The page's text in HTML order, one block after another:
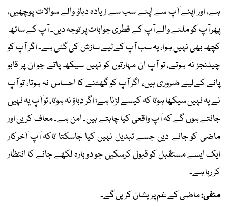
ہے، اور اپنے آپ سے اپنے سب سے زیادہ دباؤ والے سوالات پوچھیں،
پھر آپ کو ملنے والے آپ کے فطری جوابات پر توجہ دیں۔ آپ کے ساتھ
کچھ بھی نہیں ہوا، یہ سب آپ کےلیے سازش کی گئی ہے۔ اگر آپ کو
چیلنجز نہ ہوتے، تو آپ ان مہارتوں کو نہیں سیکھ پاتے جو ان پر قابو
پانے کےلیے ضروری ہیں، اگر آپ کو گھٹنے کا احساس نہ ہوتا، تو آپ
نے یہ نہیں سیکھا ہوتا کہ کیسے لڑنا ہے؛ اگر دباؤ نہ ہوتا، تو آپ یہ نہیں
جانتے ہوں گے کہ آپ واقعی کیا چاہتے ہیں۔ امن ہے۔ معاف کریں اور
ماضی کو جانے دیں جسے تبدیل نہیں کیا جاسکتا تاکہ آپ آخرکار
ایک ایسے مستقبل کو قبول کرسکیں جو دوبارہ لکھے جانے کا انتظار
کر رہا ہے۔
منفی:ماضی کے غم پریشان کریں گے۔